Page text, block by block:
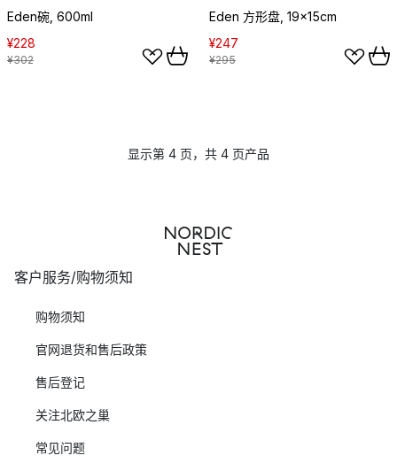
Eden碗, 600ml
¥228
¥302
Eden 方形盘, 19x15cm
¥247
¥295
显示第 4 页，共 4 页产品
客户服务/购物须知
购物须知
官网退货和售后政策
售后登记
关注北欧之巢
常见问题